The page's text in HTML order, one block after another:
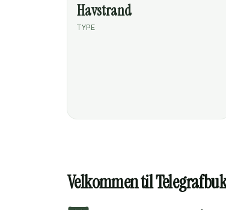
Havstrand
TYPE
Velkommen til